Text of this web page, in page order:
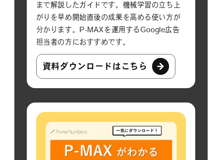
まで解説したガイドです。機械学習の立ち上
がりを早め開始直後の成果を高める使い方が
分かります。P-MAXを運用するGoogle広告
担当者の方におすすめです。
資料ダウンロードはこちら